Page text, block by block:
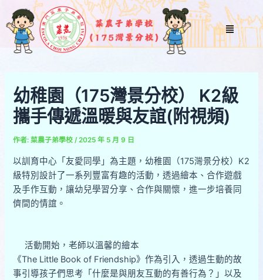
至
Menu
幼稚園（175灣景分校） K2級
攜手傳遞溫暖與友誼(附視頻)
作者:菜農子弟學校/2025 年 5 月 9 日
以訓育中心「友愛同學」為主題，幼稚園（175灣景分校）K2
級特別設計了一系列豐富有趣的活動，透過繪本、合作遊戲
及手作互動，讓幼兒學習分享、合作與關懷，進一步培養同
儕間的情誼。
活動開始，老師以溫馨的繪本
《The Little Book of Friendship》作為引入，透過生動的故
事引導孩子們思考「什麼是與朋友互動的有善行為？」以及
Post
navigation